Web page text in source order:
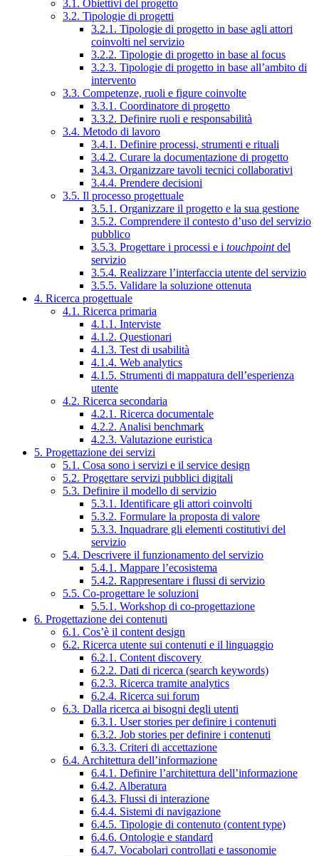
3.1. Obiettivi del progetto
3.2. Tipologie di progetti
3.2.1. Tipologie di progetto in base agli attori
coinvolti nel servizio
3.2.2. Tipologie di progetto in base al focus
3.2.3. Tipologie di progetto in base all’ambito di
intervento
3.3. Competenze, ruoli e figure coinvolte
3.3.1. Coordinatore di progetto
3.3.2. Definire ruoli e responsabilità
3.4. Metodo di lavoro
3.4.1. Definire processi, strumenti e rituali
3.4.2. Curare la documentazione di progetto
3.4.3. Organizzare tavoli tecnici collaborativi
3.4.4. Prendere decisioni
3.5. Il processo progettuale
3.5.1. Organizzare il progetto e la sua gestione
3.5.2. Comprendere il contesto d’uso del servizio
pubblico
3.5.3. Progettare i processi e i touchpointdel
servizio
3.5.4. Realizzare l’interfaccia utente del servizio
3.5.5. Validare la soluzione ottenuta
4. Ricerca progettuale
4.1. Ricerca primaria
4.1.1. Interviste
4.1.2. Questionari
4.1.3. Test di usabilità
4.1.4. Web analytics
4.1.5. Strumenti di mappatura dell’esperienza
utente
4.2. Ricerca secondaria
4.2.1. Ricerca documentale
4.2.2. Analisi benchmark
4.2.3. Valutazione euristica
5. Progettazione dei servizi
5.1. Cosa sono i servizi e il service design
5.2. Progettare servizi pubblici digitali
5.3. Definire il modello di servizio
5.3.1. Identificare gli attori coinvolti
5.3.2. Formulare la proposta di valore
5.3.3. Inquadrare gli elementi costitutivi del
servizio
5.4. Descrivere il funzionamento del servizio
5.4.1. Mappare l’ecosistema
5.4.2. Rappresentare i flussi di servizio
5.5. Co-progettare le soluzioni
5.5.1. Workshop di co-progettazione
6. Progettazione dei contenuti
6.1. Cos’è il content design
6.2. Ricerca utente sui contenuti e il linguaggio
6.2.1. Content discovery
6.2.2. Dati di ricerca (search keywords)
6.2.3. Ricerca tramite analytics
6.2.4. Ricerca sui forum
6.3. Dalla ricerca ai bisogni degli utenti
6.3.1. User stories per definire i contenuti
6.3.2. Job stories per definire i contenuti
6.3.3. Criteri di accettazione
6.4. Architettura dell’informazione
6.4.1. Definire l’architettura dell’informazione
6.4.2. Alberatura
6.4.3. Flussi di interazione
6.4.4. Sistemi di navigazione
6.4.5. Tipologie di contenuto (content type)
6.4.6. Ontologie e standard
6.4.7. Vocabolari controllati e tassonomie